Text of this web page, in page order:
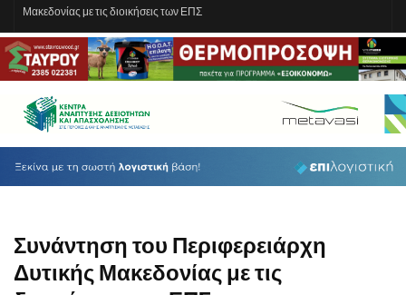
Μακεδονίας με τις διοικήσεις των ΕΠΣ
Συνάντηση του Περιφερειάρχη
Δυτικής Μακεδονίας με τις